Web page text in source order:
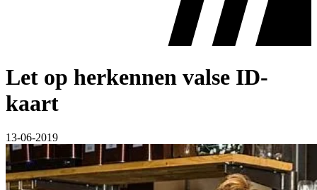
Let op herkennen valse ID-
kaart
13-06-2019